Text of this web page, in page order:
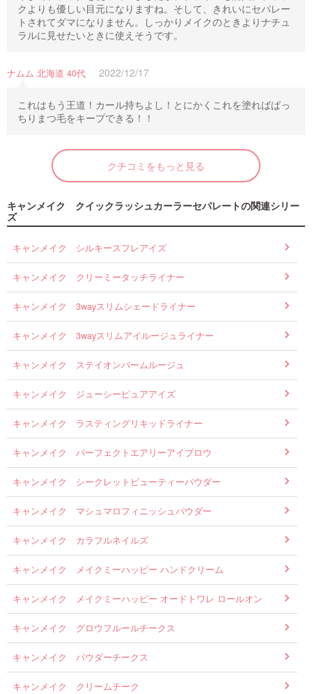
クよりも優しい目元になりますね。そして、きれいにセパレー
トされてダマになりません。しっかりメイクのときよりナチュ
ラルに見せたいときに使えそうです。
ナムム 北海道 40代 2022/12/17
これはもう王道！カール持ちよし！とにかくこれを塗ればぱっ
ちりまつ毛をキープできる！！
クチコミをもっと見る
キャンメイク クイックラッシュカーラーセパレートの関連シリー
ズ
キャンメイク シルキースフレアイズ
キャンメイク クリーミータッチライナー
キャンメイク 3wayスリムシェードライナー
キャンメイク 3wayスリムアイルージュライナー
キャンメイク ステイオンバームルージュ
キャンメイク ジューシーピュアアイズ
キャンメイク ラスティングリキッドライナー
キャンメイク パーフェクトエアリーアイブロウ
キャンメイク シークレットビューティーパウダー
キャンメイク マシュマロフィニッシュパウダー
キャンメイク カラフルネイルズ
キャンメイク メイクミーハッピー ハンドクリーム
キャンメイク メイクミーハッピー オードトワレ ロールオン
キャンメイク グロウフルールチークス
キャンメイク パウダーチークス
キャンメイク クリームチーク